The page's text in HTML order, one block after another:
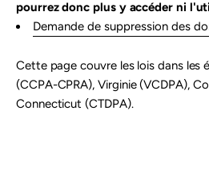
pourrez donc plus y accéder ni
Demande de suppression des
Cette page couvre les lois dans les
(CCPA-CPRA), Virginie (VCDPA),
Connecticut (CTDPA).